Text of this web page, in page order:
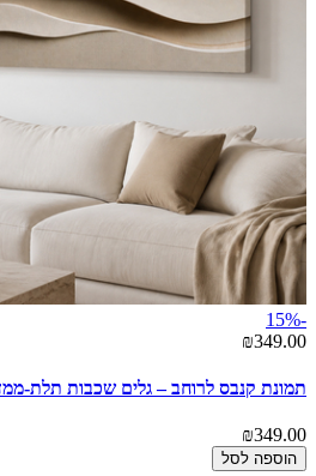
-15%
₪349.00
תמונת קנבס לרוחב – גלים שכבות תלת-
₪349.00
הוספה לסל